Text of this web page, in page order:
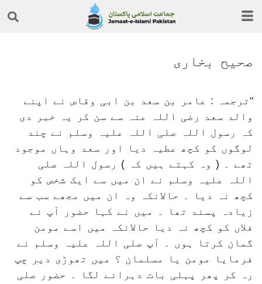
صحیح بخاری
ترجمہ : عامر بن سعد بن ابی وقاص نے اپنے
والد سعد رضی اللہ عنہ سے سن کر یہ خبر دی
کہ رسول اللہ صلی اللہ علیہ وسلم نے چند
لوگوں کو کچھ عطیہ دیا اور سعد وہاں موجود
تھے ۔ ( وہ کہتے ہیں کہ ) رسول اللہ صلی
اللہ علیہ وسلم نے ان میں سے ایک شخص کو
کچھ نہ دیا ۔ حالانکہ وہ ان میں مجھے سب سے
زیادہ پسند تھا ۔ میں نے کہا حضور آپ نے
فلاں کو کچھ نہ دیا حالانکہ میں اسے مومن
گمان کرتا ہوں ۔ آپ صلی اللہ علیہ وسلم نے
فرمایا مومن یا مسلمان ؟ میں تھوڑی دیر چپ
رہ کر پھر پہلی بات دہرانے لگا ۔ حضور صلی